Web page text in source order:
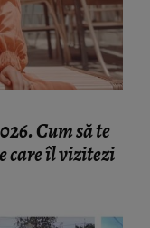
Cum să te
care îl vizitezi